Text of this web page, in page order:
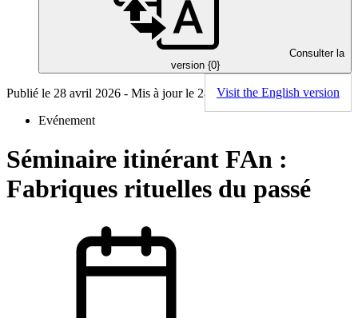
Consulter la
version {0}
Visit the English version
Publié le 28 avril 2026 - Mis à jour le 28 avril 2026
Evénement
Séminaire itinérant FAn :
Fabriques rituelles du passé